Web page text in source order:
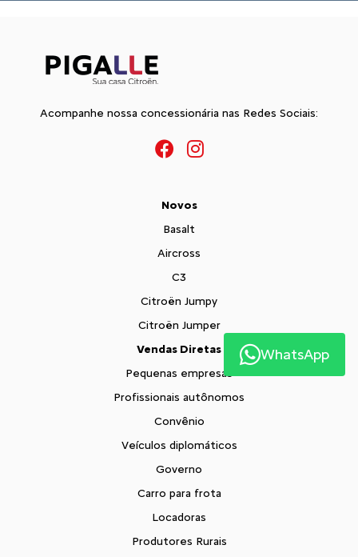
Acompanhe nossa concessionária nas Redes Sociais:
Novos
Basalt
Aircross
C3
Citroën Jumpy
Citroën Jumper
Vendas Diretas
Pequenas empresas
Profissionais autônomos
Convênio
Veículos diplomáticos
Governo
Carro para frota
Locadoras
Produtores Rurais
WhatsApp